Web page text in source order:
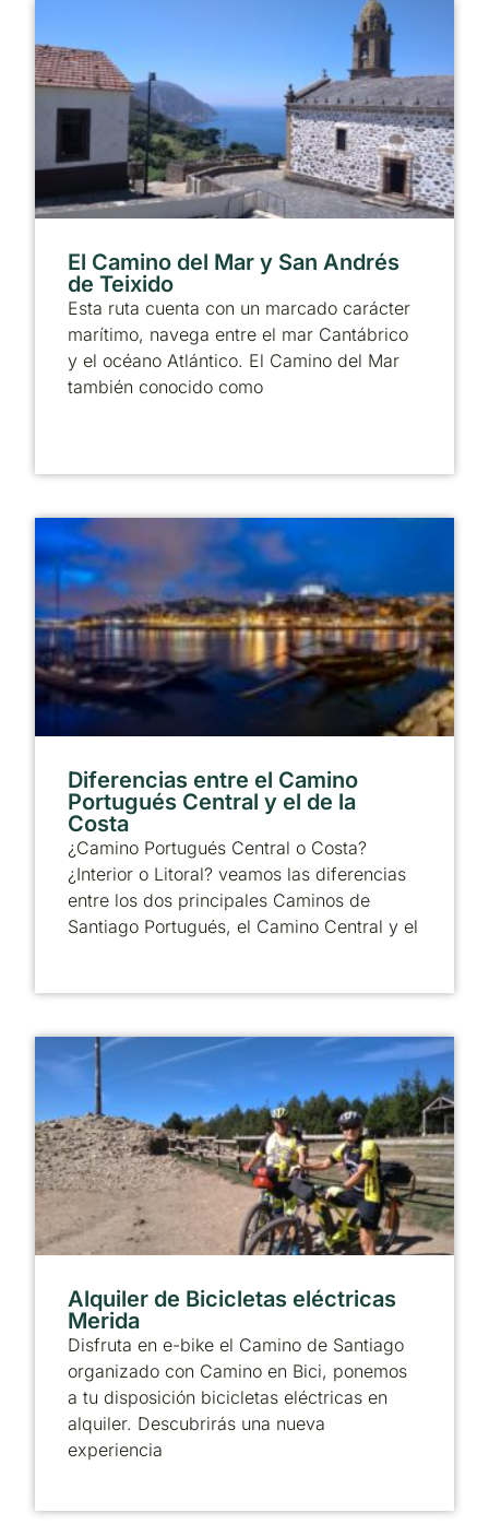
El Camino del Mar y San Andrés
de Teixido
Esta ruta cuenta con un marcado carácter
marítimo, navega entre el mar Cantábrico
y el océano Atlántico. El Camino del Mar
también conocido como
Diferencias entre el Camino
Portugués Central y el de la
Costa
¿Camino Portugués Central o Costa?
¿Interior o Litoral? veamos las diferencias
entre los dos principales Caminos de
Santiago Portugués, el Camino Central y el
Alquiler de Bicicletas eléctricas
Merida
Disfruta en e-bike el Camino de Santiago
organizado con Camino en Bici, ponemos
a tu disposición bicicletas eléctricas en
alquiler. Descubrirás una nueva
experiencia